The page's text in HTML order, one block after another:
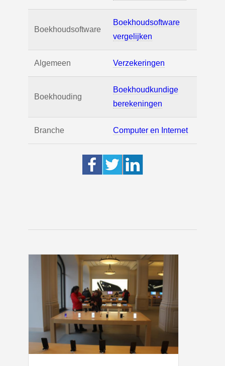
Boekhoudsoftware
Boekhoudsoftware
vergelijken
Algemeen Verzekeringen
Boekhouding
Boekhoudkundige
berekeningen
Branche Computer en Internet